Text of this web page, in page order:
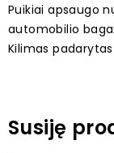
Puikiai apsaugo
automobilio
Kilimas
Susiję